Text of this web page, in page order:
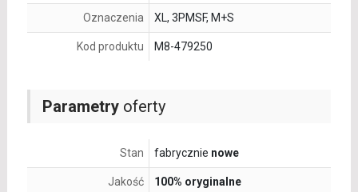
Parametryoferty
Stan fabrycznie nowe
Jakość 100% oryginalne
Oznaczenia XL, 3PMSF, M+S
Kod produktu M8-479250